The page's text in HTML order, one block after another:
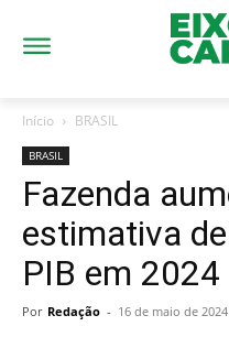
Início BRASIL
BRASIL
Fazenda
estimativa
PIB em 2024
Por Redação - 16 de maio de 2024